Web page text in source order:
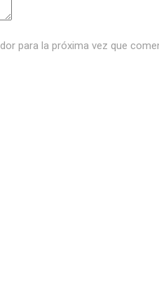
para la próxima vez que